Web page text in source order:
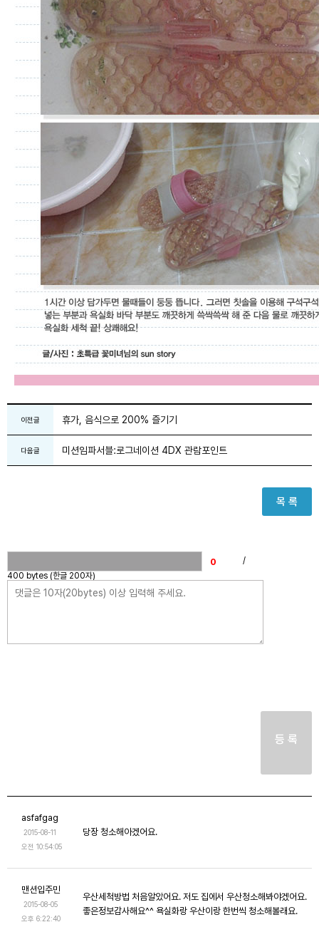
이전글 휴가, 음식으로 200% 즐기기
다음글 미션임파서블:로그네이션 4DX 관람포인트
목 록
/
400 bytes (한글 200자)
등 록
asfafgag
2015-08-11
오전 10:54:05
당장 청소해아겠어요.
맨션입주민
2015-08-05
오후 6:22:40
우산세척방법 처음알았어요. 저도 집에서 우산청소해봐야겠어요.
좋은정보감사해요^^ 욕실화랑 우산이랑 한번씩 청소해볼래요.